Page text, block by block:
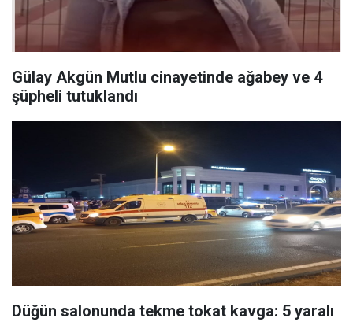
Gülay Akgün Mutlu cinayetinde ağabey ve 4
şüpheli tutuklandı
Düğün salonunda tekme tokat kavga: 5 yaralı